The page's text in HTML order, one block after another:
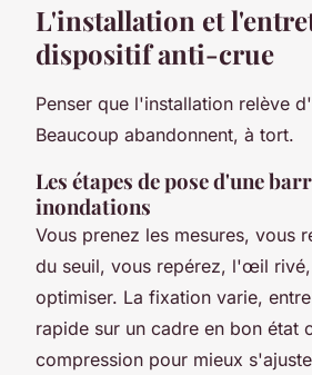
L'installation et
dispositif anti-crue
Penser que l'installation relève
Beaucoup abandonnent, à tort.
Les étapes de pose d'une
inondations
Vous prenez les mesures, vous
du seuil, vous repérez, l'œil
optimiser. La fixation varie,
rapide sur un cadre en bon état
compression pour mieux